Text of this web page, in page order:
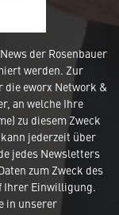
der Rosenbauer
werden. Zur
die eworx Network &
an welche Ihre
zu diesem Zweck
jederzeit über
jedes Newsletters
zum Zweck des
Ihrer Einwilligung.
in unserer